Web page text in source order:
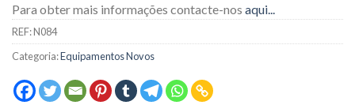
Para obter mais informações contacte-nos aqui...
REF:N084
Categoria:Equipamentos Novos